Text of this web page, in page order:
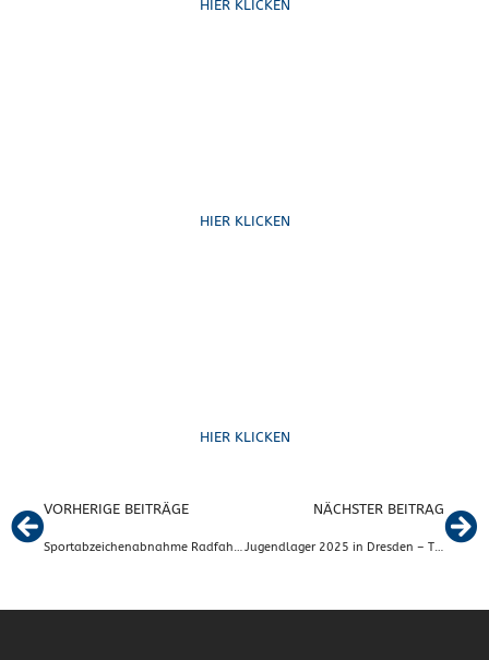
HIER KLICKEN
HIER KLICKEN
HIER KLICKEN
VORHERIGE BEITRÄGE NÄCHSTER BEITRAG
Jugendlager 2025 in Dresden – Training, Meisterschaften und Teamgeist pur